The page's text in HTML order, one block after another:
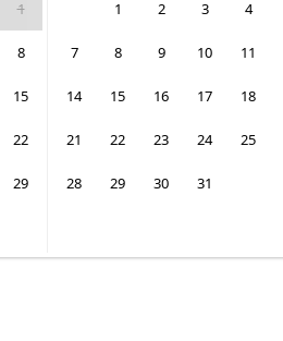
1
8
15
22
29
1 2 3 4
7 8 9 10 11
14 15 16 17 18
21 22 23 24 25
28 29 30 31